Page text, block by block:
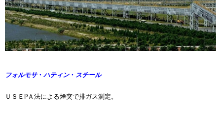
フォルモサ・ ハティン・ スチール
ＵＳＥPＡ法による煙突で排ガス測定。